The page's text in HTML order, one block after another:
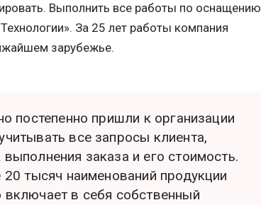
Выполнить все работы по оснащению
За 25 лет работы компания
зарубежье.
постепенно пришли к организации
все запросы клиента,
заказа и его стоимость.
тысяч наименований продукции
в себя собственный